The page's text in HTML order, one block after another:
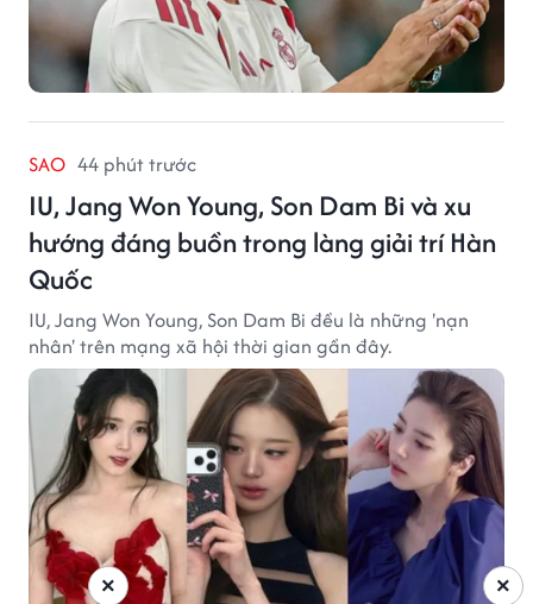
SAO 44 phút trước
IU, Jang Won Young, Son Dam Bi và xu
hướng đáng buồn trong làng giải trí Hàn
Quốc
IU, Jang Won Young, Son Dam Bi đều là những 'nạn
nhân' trên mạng xã hội thời gian gần đây.
×
×